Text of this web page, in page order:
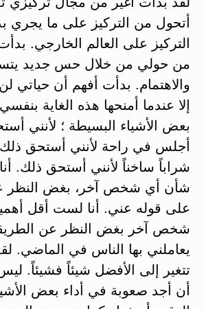
أتحول من التركيز على ما يجري
التركيز على العالم الخارجي.
من حولي من خلال حس جديد
والاهتمام. بدأت أفهم أن حياتي
إلا عندما أمنحها هذه الغاية
بعض الأشياء البسيطة ؛ لأنني
أجلس في راحة لأنني أستحق
شراباً ساخناً لأنني أستحق ذلك.
شأن أي شخص آخر، بغض النظر
على قوله عني. أنا لست أقل
شخص آخر بغض النظر عن
يعاملني بها الناس في الماضي.
تتغير إلى الأفضل شيئاً فشيئاً.
أن أجد صعوبة في أداء بعض